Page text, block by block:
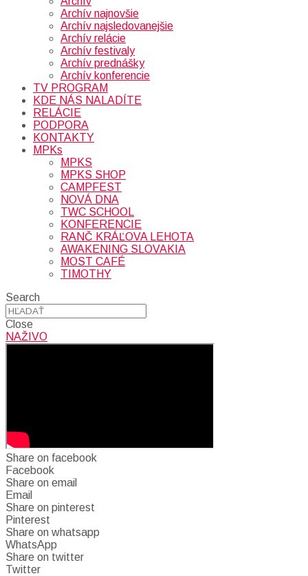
Archív najnovšie
Archív najsledovanejšie
Archív relácie
Archív festivaly
Archív prednášky
Archív konferencie
TV PROGRAM
KDE NÁS NALADÍTE
RELÁCIE
PODPORA
KONTAKTY
MPKs
MPKS
MPKS SHOP
CAMPFEST
NOVÁ DNA
TWC SCHOOL
KONFERENCIE
RANČ KRÁĽOVA LEHOTA
AWAKENING SLOVAKIA
MOST CAFÉ
TIMOTHY
Search
Close
NAŽIVO
Share on facebook
Facebook
Share on email
Email
Share on pinterest
Pinterest
Share on whatsapp
WhatsApp
Share on twitter
Twitter